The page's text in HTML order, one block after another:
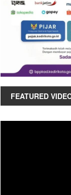
FEATURED